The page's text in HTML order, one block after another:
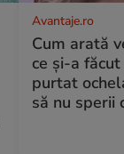
Avantaje.ro
Cum arată
ce și-a
purtat
să nu sperii